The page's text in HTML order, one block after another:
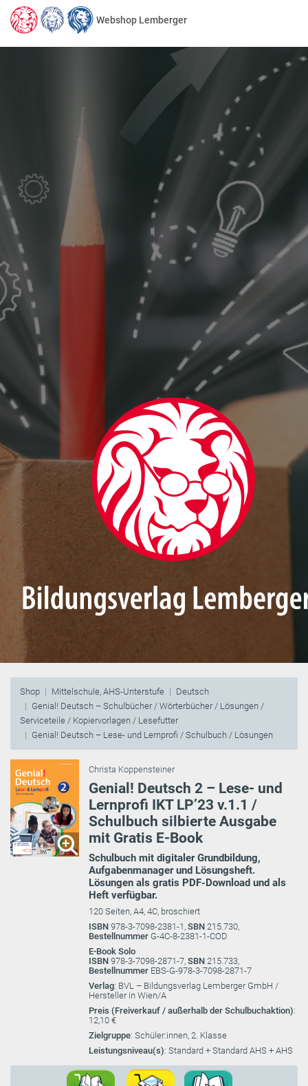
Webshop Lemberger
Shop Mittelschule, AHS-Unterstufe
Deutsch
Genial! Deutsch – Schulbücher / Wörterbücher / Lösungen /
Serviceteile / Kopiervorlagen / Lesefutter
Genial! Deutsch – Lese- und Lernprofi / Schulbuch / Lösungen
Christa Koppensteiner
Genial! Deutsch 2 – Lese- und
Lernprofi IKT LP’23 v.1.1 /
Schulbuch silbierte Ausgabe
mit Gratis E-Book
Schulbuch mit digitaler Grundbildung,
Aufgabenmanager und Lösungsheft.
Lösungen als gratis PDF-Download und als
Heft verfügbar.
120 Seiten, A4, 4C, broschiert
ISBN 978-3-7098-2381-1, SBN 215.730,
Bestellnummer G-4C-8-2381-1-COD
E-Book Solo
ISBN 978-3-7098-2871-7, SBN 215.733,
Bestellnummer EBS-G-978-3-7098-2871-7
Verlag: BVL – Bildungsverlag Lemberger GmbH /
Hersteller in Wien/A
Preis (Freiverkauf / außerhalb der Schulbuchaktion):
12,10 €
Zielgruppe: Schüler:innen, 2. Klasse
Leistungsniveau(s): Standard + Standard AHS + AHS